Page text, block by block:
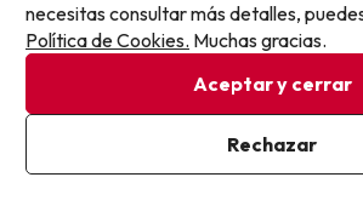
Viajó en pareja
Pon tu mejor e-mail
Ya estoy suscrito
Al suscribirte, confirmas haber leído y estar
necesitas consultar más detalles,
Política de Cookies. Muchas gracias.
Aceptar y cerrar
Rechazar